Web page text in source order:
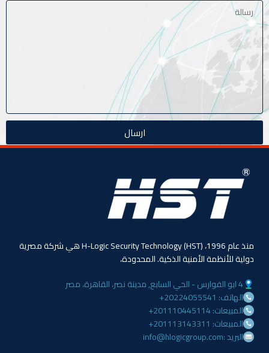
ارسال
منذ عام 1996، (HST) H-Logic Security Technology هي شركة مصرية
دولية للأنظمة الأمنية الذكية. المحدودة،
4 ابو الفوارس - الحي السابع, مدينة نصر، القاهرة، مصر
الهاتف: 20224055541+
المبيعات: 201110445114+
المبيعات: 201113143311+
البريد :info@hlogicgroup.com